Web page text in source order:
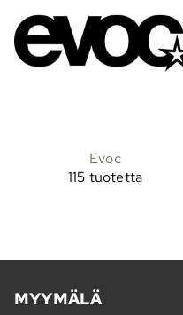
Evoc
115 tuotetta
MYYMÄLÄ